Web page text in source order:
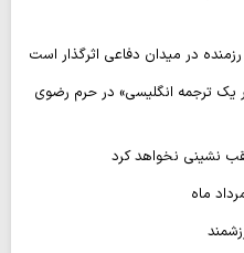
در میدان دفاعی اثرگذار است
یک ترجمه انگلیسی» در حرم رضوی
نشینی نخواهد کرد